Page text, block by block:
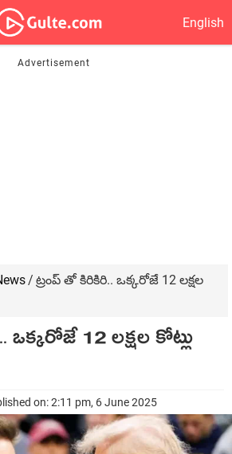
English
/ ట్రంప్ తో కిరికిరి.. ఒక్కరోజే 12 లక్షల
ఒక్కరోజే 12 లక్షల కోట్లు
on: 2:11 pm, 6 June 2025